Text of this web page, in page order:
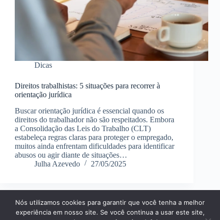
Dicas
Direitos trabalhistas: 5 situações para recorrer à
orientação jurídica
Buscar orientação jurídica é essencial quando os
direitos do trabalhador não são respeitados. Embora
a Consolidação das Leis do Trabalho (CLT)
estabeleça regras claras para proteger o empregado,
muitos ainda enfrentam dificuldades para identificar
abusos ou agir diante de situações…
Julha Azevedo
27/05/2025
Página Inícial Dicas
Aplicativos
Nós utilizamos cookies para garantir que você tenha a melhor
experiência em nosso site. Se você continua a usar este site,